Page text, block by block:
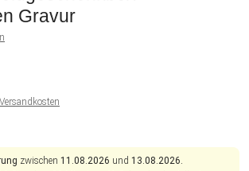
Gravur
zwischen 11.08.2026 und 13.08.2026.